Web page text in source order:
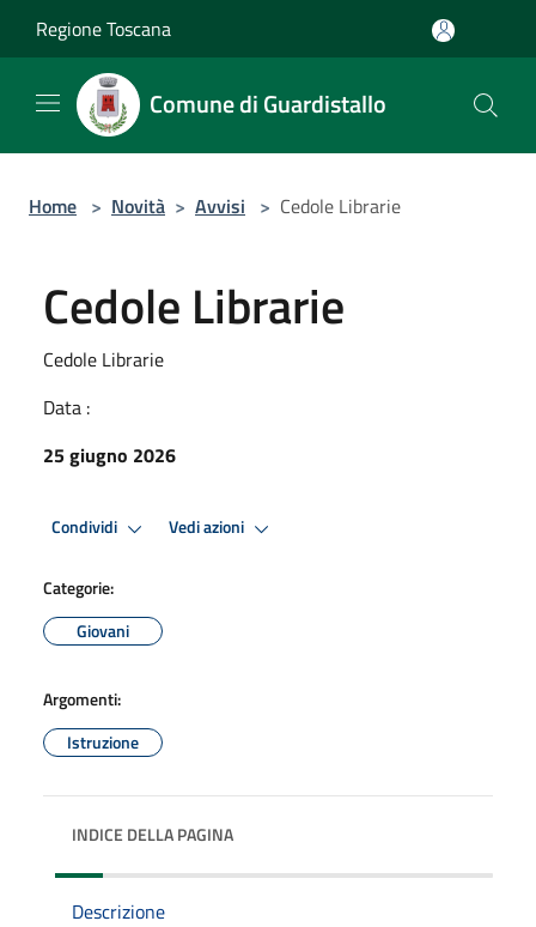
Regione Toscana
Comune di Guardistallo
Home > Novità > Avvisi > Cedole Librarie
Cedole Librarie
Cedole Librarie
Data :
25 giugno 2026
Condividi Vedi azioni
Categorie:
Giovani
Argomenti:
Istruzione
INDICE DELLA PAGINA
Descrizione